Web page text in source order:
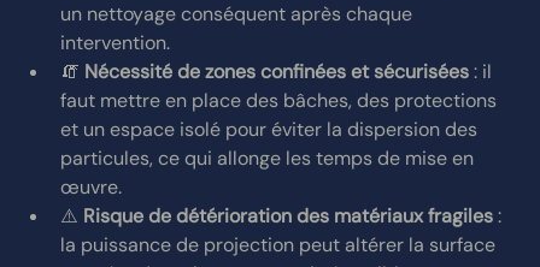
un nettoyage conséquent après chaque
intervention.
🧯 Nécessité de zones confinées et sécurisées : il
faut mettre en place des bâches, des protections
et un espace isolé pour éviter la dispersion des
particules, ce qui allonge les temps de mise en
œuvre.
⚠️ Risque de détérioration des matériaux fragiles :
la puissance de projection peut altérer la surface